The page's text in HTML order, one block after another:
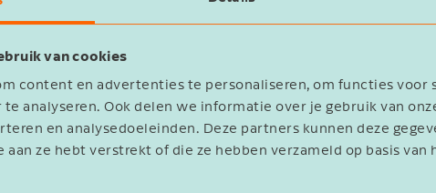
van cookies
content en advertenties te personaliseren, om functies voor
analyseren. Ook delen we informatie over je gebruik van
en analysedoeleinden. Deze partners kunnen deze
ze hebt verstrekt of die ze hebben verzameld op basis van